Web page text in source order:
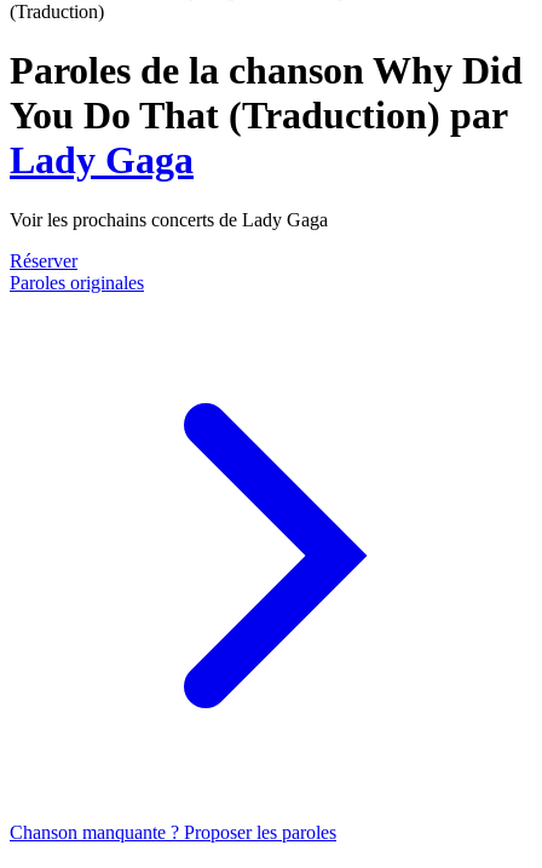
(Traduction)
Paroles de la chanson Why Did
You Do That (Traduction) par
Lady Gaga
Voir les prochains concerts de Lady Gaga
Réserver
Paroles originales
Chanson manquante ? Proposer les paroles